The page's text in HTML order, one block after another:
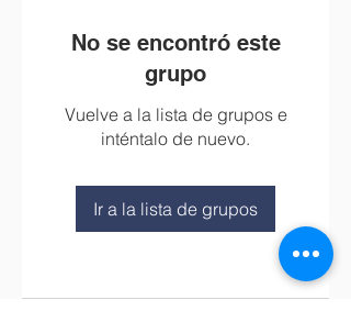
No se encontró este
grupo
Vuelve a la lista de grupos e
inténtalo de nuevo.
Ir a la lista de grupos